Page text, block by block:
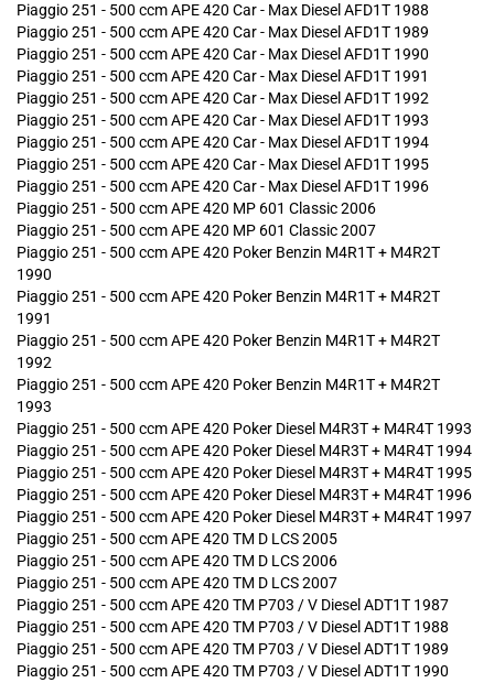
Piaggio 251 - 500 ccm APE 420 Car - Max Diesel AFD1T 1988
Piaggio 251 - 500 ccm APE 420 Car - Max Diesel AFD1T 1989
Piaggio 251 - 500 ccm APE 420 Car - Max Diesel AFD1T 1990
Piaggio 251 - 500 ccm APE 420 Car - Max Diesel AFD1T 1991
Piaggio 251 - 500 ccm APE 420 Car - Max Diesel AFD1T 1992
Piaggio 251 - 500 ccm APE 420 Car - Max Diesel AFD1T 1993
Piaggio 251 - 500 ccm APE 420 Car - Max Diesel AFD1T 1994
Piaggio 251 - 500 ccm APE 420 Car - Max Diesel AFD1T 1995
Piaggio 251 - 500 ccm APE 420 Car - Max Diesel AFD1T 1996
Piaggio 251 - 500 ccm APE 420 MP 601 Classic 2006
Piaggio 251 - 500 ccm APE 420 MP 601 Classic 2007
Piaggio 251 - 500 ccm APE 420 Poker Benzin M4R1T + M4R2T
1990
Piaggio 251 - 500 ccm APE 420 Poker Benzin M4R1T + M4R2T
1991
Piaggio 251 - 500 ccm APE 420 Poker Benzin M4R1T + M4R2T
1992
Piaggio 251 - 500 ccm APE 420 Poker Benzin M4R1T + M4R2T
1993
Piaggio 251 - 500 ccm APE 420 Poker Diesel M4R3T + M4R4T 1993
Piaggio 251 - 500 ccm APE 420 Poker Diesel M4R3T + M4R4T 1994
Piaggio 251 - 500 ccm APE 420 Poker Diesel M4R3T + M4R4T 1995
Piaggio 251 - 500 ccm APE 420 Poker Diesel M4R3T + M4R4T 1996
Piaggio 251 - 500 ccm APE 420 Poker Diesel M4R3T + M4R4T 1997
Piaggio 251 - 500 ccm APE 420 TM D LCS 2005
Piaggio 251 - 500 ccm APE 420 TM D LCS 2006
Piaggio 251 - 500 ccm APE 420 TM D LCS 2007
Piaggio 251 - 500 ccm APE 420 TM P703 / V Diesel ADT1T 1987
Piaggio 251 - 500 ccm APE 420 TM P703 / V Diesel ADT1T 1988
Piaggio 251 - 500 ccm APE 420 TM P703 / V Diesel ADT1T 1989
Piaggio 251 - 500 ccm APE 420 TM P703 / V Diesel ADT1T 1990